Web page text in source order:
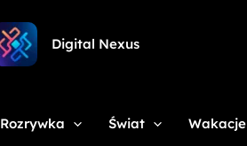
Digital Nexus
Rozrywka Świat Wakacje